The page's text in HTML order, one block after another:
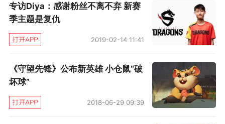
专访Diya：感谢粉丝不离不弃 新赛
季主题是复仇
2019-02-14 11:41
《守望先锋》公布新英雄 小仓鼠“破
坏球”
2018-06-29 09:39